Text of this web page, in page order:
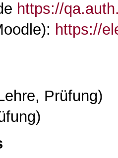
https://
https://
Prüfung)